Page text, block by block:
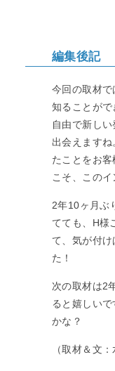
編集後記
今回の取材
知ることがで
自由で新し
出会えます
たことをお
こそ、このイ
2年10ヶ月ぶ
てても、H様
て、気が付
た！
次の取材は2
ると嬉しい
かな？
（取材＆文